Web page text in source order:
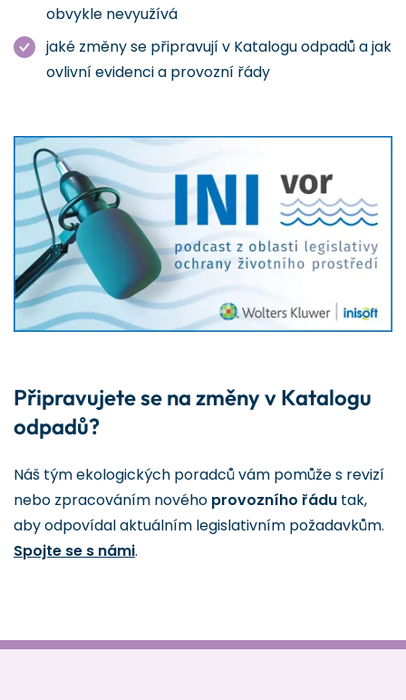
obvykle nevyužívá
jaké změny se připravují v Katalogu odpadů a jak
ovlivní evidenci a provozní řády
Připravujete se na změny v Katalogu
odpadů?
Náš tým ekologických poradců vám pomůže s revizí
nebo zpracováním nového provozního řádu tak,
aby odpovídal aktuálním legislativním požadavkům.
Spojte se s námi.